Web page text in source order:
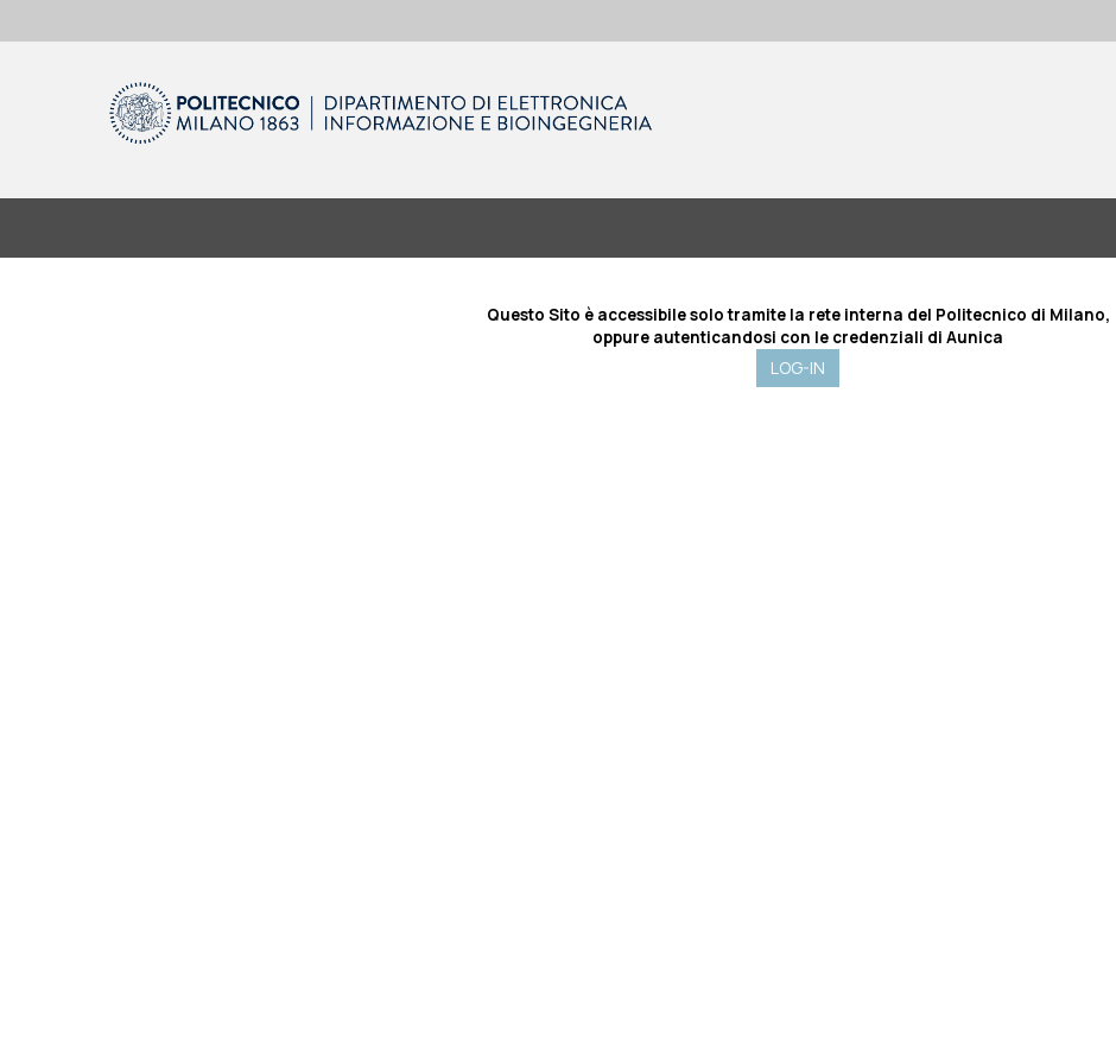
Questo Sito è accessibile solo tramite la rete interna del Politecnico di Milano,
oppure autenticandosi con le credenziali di Aunica
LOG-IN